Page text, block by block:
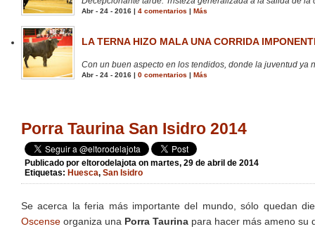
Abr - 24 - 2016 | 4 comentarios | Más
LA TERNA HIZO MALA UNA CORRIDA
Con un buen aspecto en los tendidos, donde la juventud ya
Abr - 24 - 2016 | 0 comentarios Más
Porra Taurina San Isidro 2014
Publicado por eltorodelajota on martes, 29 de abril de 2014
Etiquetas: Huesca, San Isidro
Se acerca la feria más importante del mundo, sólo quedan
Oscense organiza una Porra Taurina para hacer más ameno su